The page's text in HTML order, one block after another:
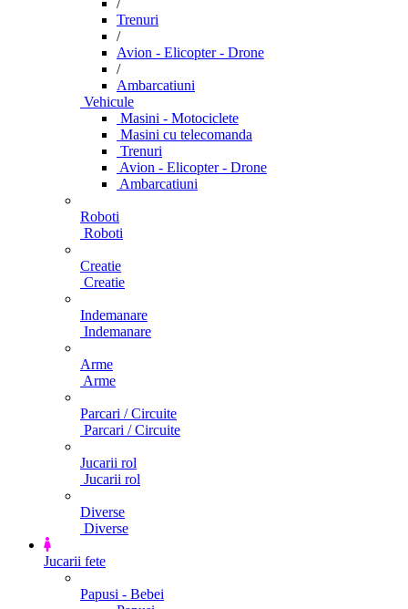
/
Trenuri
/
Avion - Elicopter - Drone
/
Ambarcatiuni
Vehicule
Masini - Motociclete
Masini cu telecomanda
Trenuri
Avion - Elicopter - Drone
Ambarcatiuni
Roboti
Roboti
Creatie
Creatie
Indemanare
Indemanare
Arme
Arme
Parcari / Circuite
Parcari / Circuite
Jucarii rol
Jucarii rol
Diverse
Diverse
Jucarii fete
Papusi - Bebei